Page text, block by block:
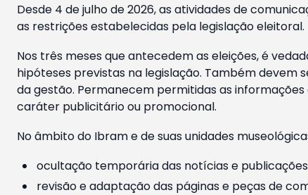
Desde 4 de julho de 2026, as atividades de
as restrições estabelecidas pela legislação eleitoral.
Nos três meses que antecedem as eleições, é
hipóteses previstas na legislação. Também devem
da gestão. Permanecem permitidas as
caráter publicitário ou promocional.
No âmbito do Ibram e de suas unidades
ocultação temporária das notícias e
revisão e adaptação das páginas e peças de